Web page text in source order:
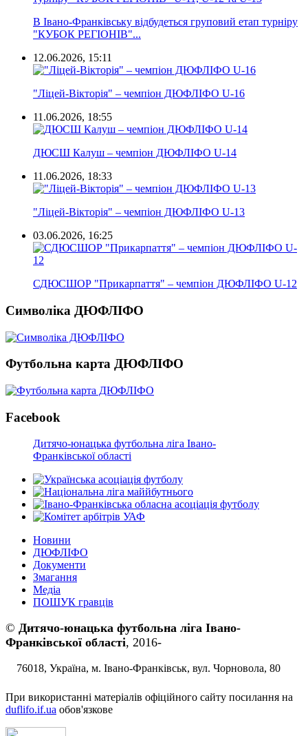
В Івано-Франківську відбудеться груповий етап турніру
"КУБОК РЕГІОНІВ"...
12.06.2026, 15:11
"Ліцей-Вікторія" – чемпіон ДЮФЛІФО U-16
11.06.2026, 18:55
ДЮСШ Калуш – чемпіон ДЮФЛІФО U-14
11.06.2026, 18:33
"Ліцей-Вікторія" – чемпіон ДЮФЛІФО U-13
03.06.2026, 16:25
СДЮСШОР "Прикарпаття" – чемпіон ДЮФЛІФО U-12
Символіка ДЮФЛІФО
Футбольна карта ДЮФЛІФО
Facebook
Дитячо-юнацька футбольна ліга Івано-
Франківської області
Новини
ДЮФЛІФО
Документи
Змагання
Медіа
ПОШУК гравців
© Дитячо-юнацька футбольна ліга Івано-
Франківської області, 2016-
76018, Україна, м. Івано-Франківськ, вул. Чорновола, 80
При використанні матеріалів офіційного сайту посилання на
duflifo.if.ua обов'язкове